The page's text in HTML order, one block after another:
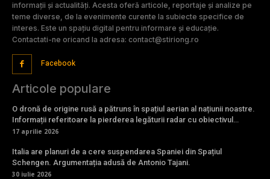
informații și actualități. Acesta oferă articole, reportaje și analize pe
teme diverse, de la evenimente curente la subiecte specifice de
interes. Este un spațiu digital pentru informare și educație.
Contactati-ne oricand la adresa: contact@stiriong.ro
Facebook
Articole populare
O dronă de origine rusă a pătruns în spațiul aerian al națiunii noastre.
Informații referitoare la pierderea legăturii radar cu obiectivul…
17 aprilie 2026
Italia are planuri de a cere suspendarea Spaniei din Spațiul
Schengen. Argumentația adusă de Antonio Tajani.
30 iulie 2026